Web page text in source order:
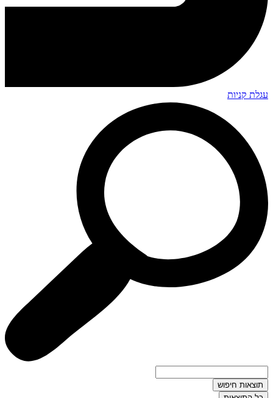
עגלת קניות
תוצאות חיפוש